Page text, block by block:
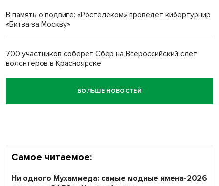
Обновлённое отделение ВТБ открылось в Искитиме
В память о подвиге: «Ростелеком» проведет кибертурнир
«Битва за Москву»
700 участников соберёт Сбер на Всероссийский слёт
волонтёров в Красноярске
Честный выбор: видеонаблюдение обеспечит
объективность результатов ЕДГ в Новосибирской
БОЛЬШЕ НОВОСТЕЙ
Самое читаемое:
Ни одного Мухаммеда: самые модные имена-2026